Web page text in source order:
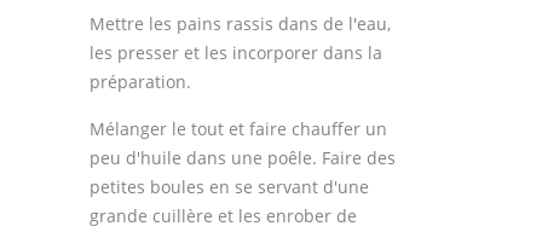
Mettre les pains rassis dans de l'eau,
les presser et les incorporer dans la
préparation.
Mélanger le tout et faire chauffer un
peu d'huile dans une poêle. Faire des
petites boules en se servant d'une
grande cuillère et les enrober de